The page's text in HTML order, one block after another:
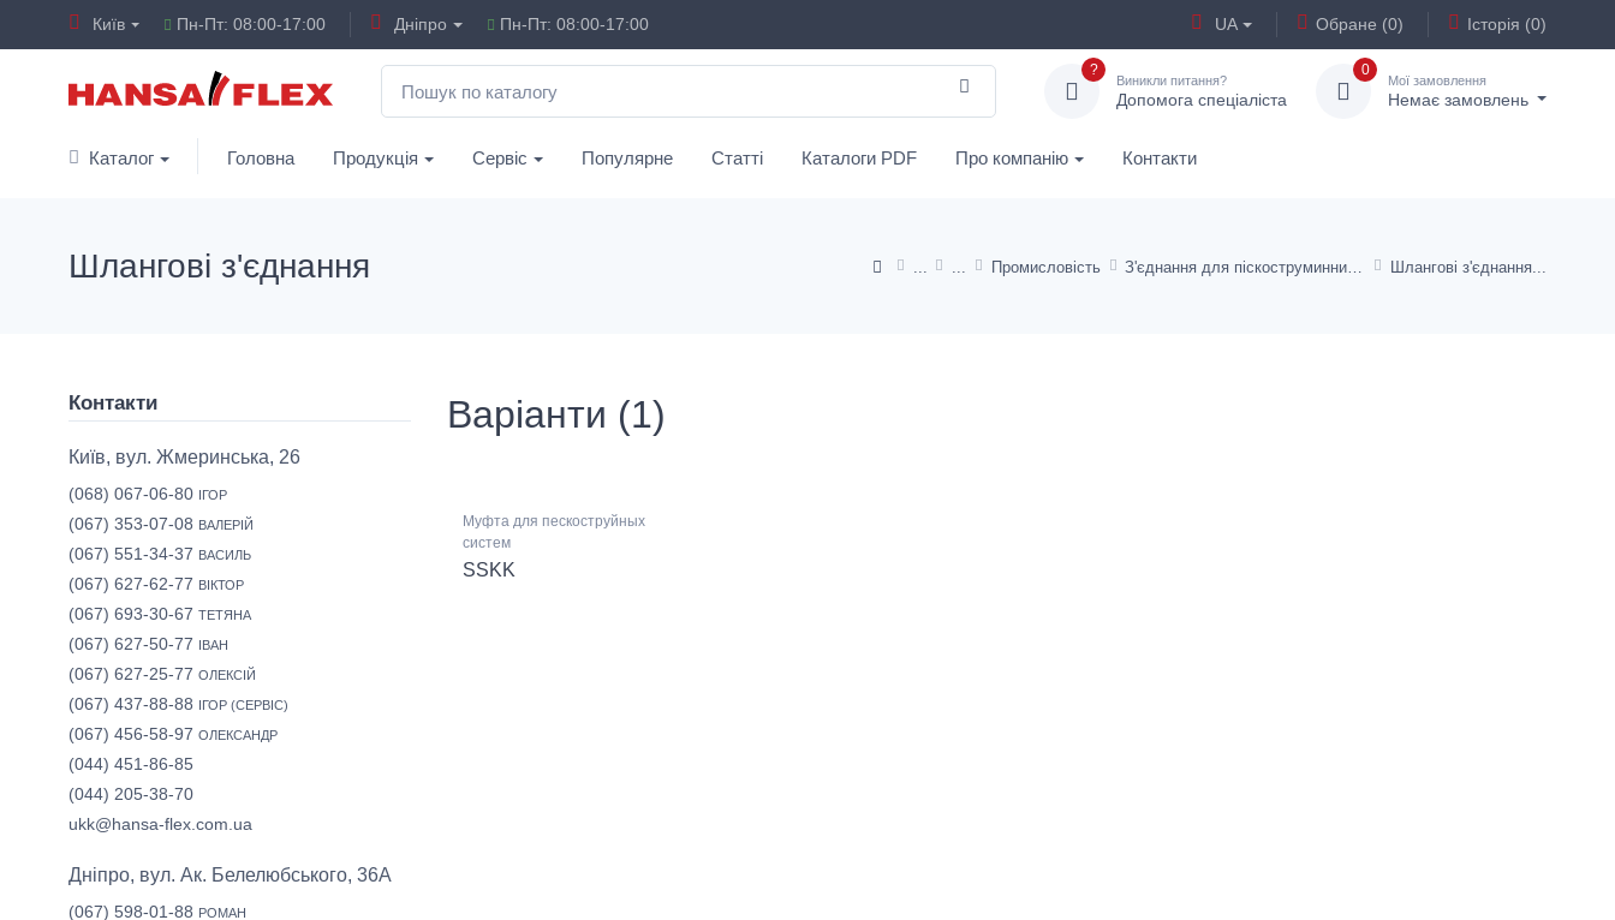
Київ Пн-Пт: 08:00-17:00 Дніпро Пн-Пт: 08:00-17:00 UA Обране (0) Історія (0)
?
Виникли питання?
Допомога спеціаліста
0
Мої замовлення
Немає замовлень
Каталог Головна Продукція Сервіс Популярне Статті Каталоги PDF Про компанію Контакти
Промисловість З'єднання для піскоструминних систем Шлангові з'єднання
Шлангові з'єднання
Варіанти (1)
Муфта для пескоструйных
систем
SSKK
Контакти
Київ, вул. Жмеринська, 26
(068) 067-06-80 ІГОР
(067) 353-07-08 ВАЛЕРІЙ
(067) 551-34-37 ВАСИЛЬ
(067) 627-62-77 ВІКТОР
(067) 693-30-67 ТЕТЯНА
(067) 627-50-77 ІВАН
(067) 627-25-77 ОЛЕКСІЙ
(067) 437-88-88 ІГОР (СЕРВІС)
(067) 456-58-97 ОЛЕКСАНДР
(044) 451-86-85
(044) 205-38-70
ukk@hansa-flex.com.ua
Дніпро, вул. Ак. Белелюбського, 36А
(067) 598-01-88 РОМАН